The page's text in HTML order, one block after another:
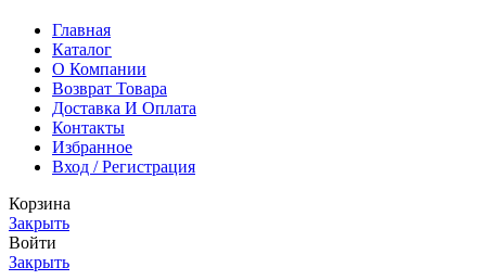
Главная
Каталог
О Компании
Возврат Товара
Доставка И Оплата
Контакты
Избранное
Вход / Регистрация
Корзина
Закрыть
Войти
Закрыть